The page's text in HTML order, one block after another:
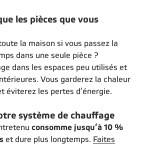
les pièces que vous
la maison si vous passez la
dans une seule pièce ?
dans les espaces peu utilisés et
Vous garderez la chaleur
éviterez les pertes d’énergie.
système de chauffage
consomme jusqu’à 10 %
et dure plus longtemps. Faites